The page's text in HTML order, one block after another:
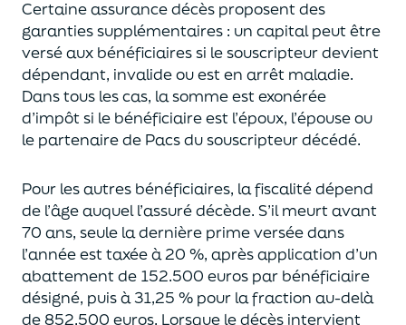
Certaine assurance décès proposentdes
garanties supplémentaires : un capitalpeut être
versé aux bénéficiaires si le souscripteur devient
dépendant, invalide ouest en arrêt maladie.
Dans tous les cas, la somme est exonérée
d’impôt si le bénéficiaire est l’époux, l’épouse ou
le partenaire de Pacsdu souscripteur décédé.
Pour les autres bénéficiaires, la fiscalité dépend
de l’âgeauquell’assuré décède. S’il meurt avant
70 ans, seule la dernière prime versée dans
l’année esttaxée à 20 %, après application d’un
abattement de 152.500 euros par bénéficiaire
désigné, puis à 31,25 % pour la fraction au-delà
de852.500 euros. Lorsque le décès intervient